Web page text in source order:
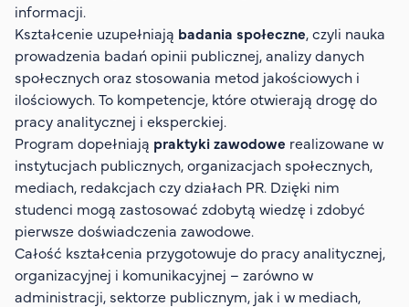
informacji.
Kształcenie uzupełniają badania społeczne, czyli nauka
prowadzenia badań opinii publicznej, analizy danych
społecznych oraz stosowania metod jakościowych i
ilościowych. To kompetencje, które otwierają drogę do
pracy analitycznej i eksperckiej.
Program dopełniają praktyki zawodowe realizowane w
instytucjach publicznych, organizacjach społecznych,
mediach, redakcjach czy działach PR. Dzięki nim
studenci mogą zastosować zdobytą wiedzę i zdobyć
pierwsze doświadczenia zawodowe.
Całość kształcenia przygotowuje do pracy analitycznej,
organizacyjnej i komunikacyjnej – zarówno w
administracji, sektorze publicznym, jak i w mediach,